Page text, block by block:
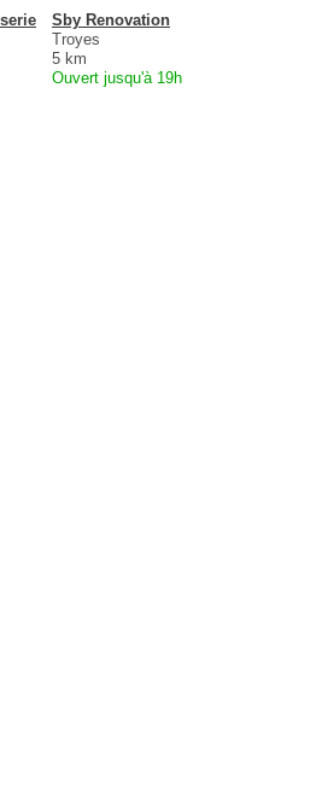
Sby Renovation
Troyes
5 km
Ouvert jusqu'à 19h